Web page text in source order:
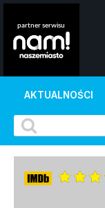
AKTUALNOŚCI